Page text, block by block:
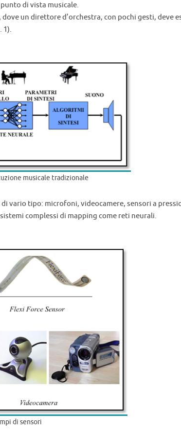
di vista musicale.
un direttore d’orchestra, con pochi gesti, deve
1).
musicale tradizionale
vario tipo: microfoni, videocamere, sensori a
complessi di mapping come reti neurali.
di sensori